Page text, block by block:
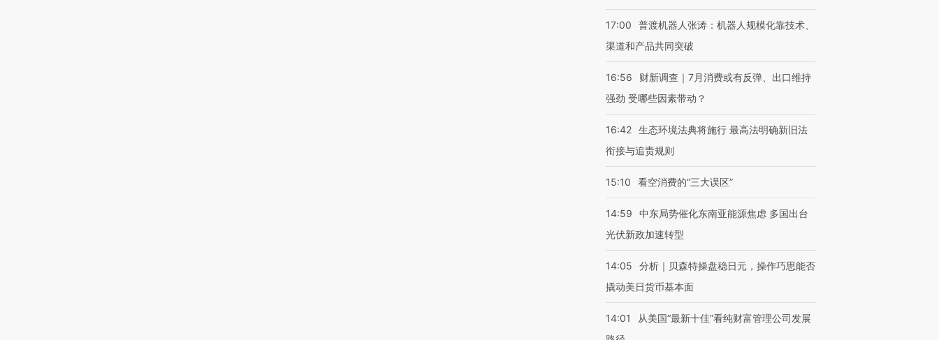
17:00
普渡机器人张涛：机器人规模化靠技术、
渠道和产品共同突破
16:56
财新调查｜7月消费或有反弹、出口维持
强劲 受哪些因素带动？
16:42 生态环境法典将施行 最高法明确新旧法
衔接与追责规则
15:10 看空消费的“三大误区”
14:59
中东局势催化东南亚能源焦虑 多国出台
光伏新政加速转型
14:05
分析｜贝森特操盘稳日元，操作巧思能否
撬动美日货币基本面
14:01
从美国“最新十佳”看纯财富管理公司发展